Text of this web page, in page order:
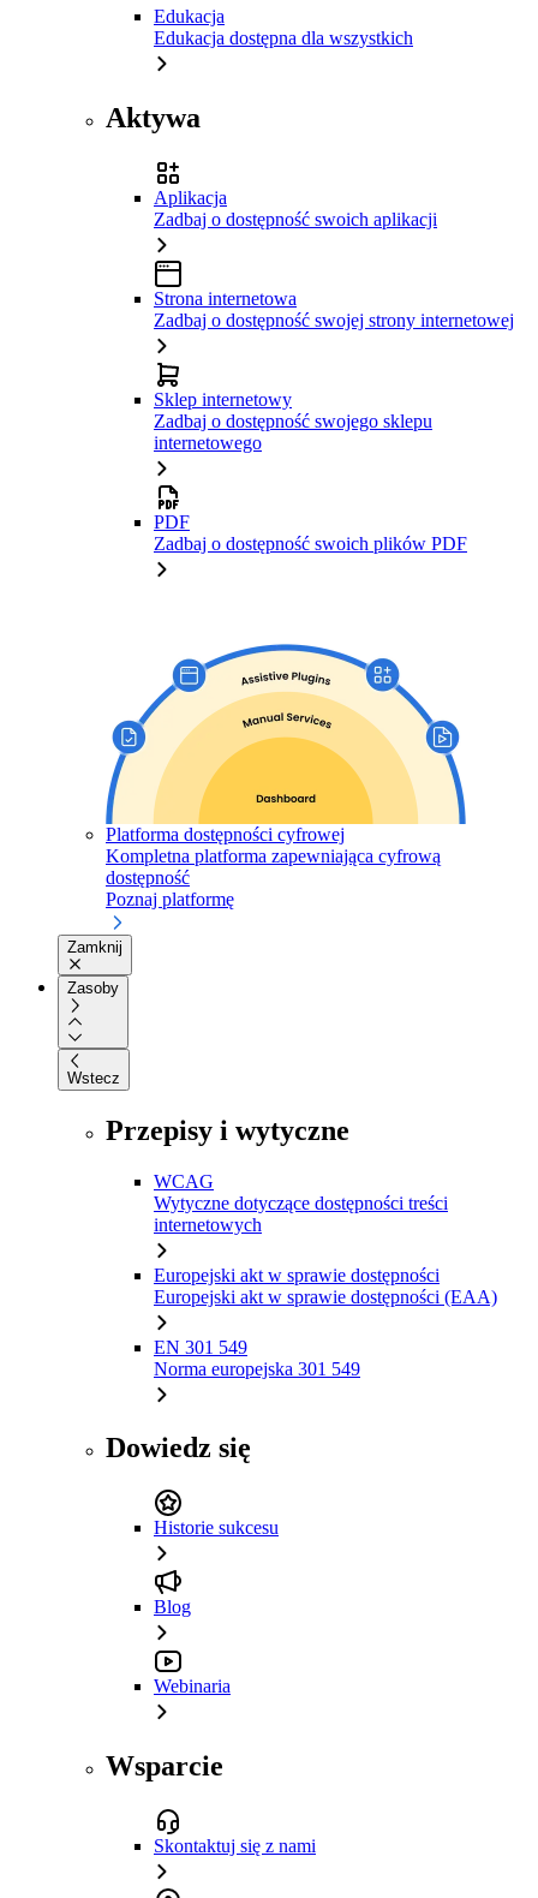
Edukacja
Edukacja dostępna dla wszystkich
Aktywa
Aplikacja
Zadbaj o dostępność swoich aplikacji
Strona internetowa
Zadbaj o dostępność swojej strony internetowej
Sklep internetowy
Zadbaj o dostępność swojego sklepu
internetowego
PDF
Zadbaj o dostępność swoich plików PDF
Platforma dostępności cyfrowej
Kompletna platforma zapewniająca cyfrową
dostępność
Poznaj platformę
Zamknij
Zasoby
Wstecz
Przepisy i wytyczne
WCAG
Wytyczne dotyczące dostępności treści
internetowych
Europejski akt w sprawie dostępności
Europejski akt w sprawie dostępności (EAA)
EN 301 549
Norma europejska 301 549
Dowiedz się
Historie sukcesu
Blog
Webinaria
Wsparcie
Skontaktuj się z nami